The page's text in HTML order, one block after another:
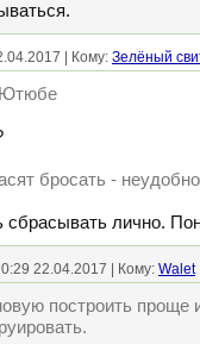
| Кому: Зелёный
бросать -
сбрасывать лично.
22.04.2017 | Кому: Walet
построить проще